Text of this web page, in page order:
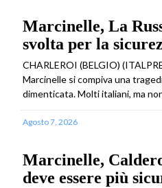
Marcinelle, La
svolta per la
CHARLEROI (BELGIO)
Marcinelle si compiva una
dimenticata. Molti italiani, ma
Agosto 7, 2026
Marcinelle,
deve essere più